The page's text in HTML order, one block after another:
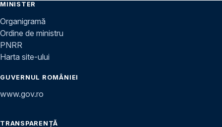
MINISTER
Organigramă
Ordine de ministru
PNRR
Harta site-ului
GUVERNUL ROMÂNIEI
www.gov.ro
TRANSPARENȚĂ